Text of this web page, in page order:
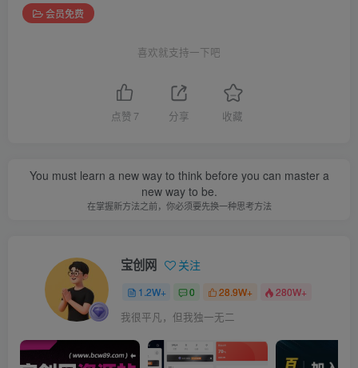
会员免费
喜欢就支持一下吧
点赞 7 分享 收藏
You must learn a new way to think before you can master a
new way to be.
在掌握新方法之前，你必须要先换一种思考方法
宝创网 关注
1.2W+ 0 28.9W+ 280W+
我很平凡，但我独一无二